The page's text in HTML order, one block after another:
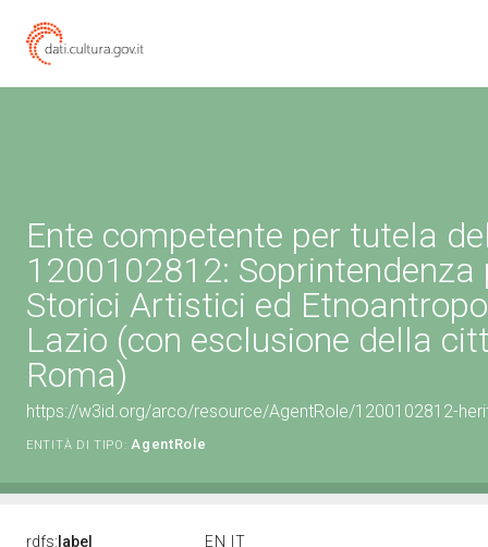
Ente competente per tutela
1200102812: Soprintendenza
Storici Artistici ed
Lazio (con esclusione della
Roma)
https://w3id.org/arco/resource/AgentRole/1200102812-
ENTITÀ DI TIPO: AgentRole
rdfs: label EN
IT